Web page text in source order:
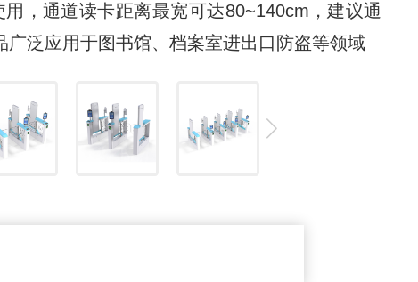
，通道读卡距离最宽可达80~140cm，建议通
泛应用于图书馆、档案室进出口防盗等领域